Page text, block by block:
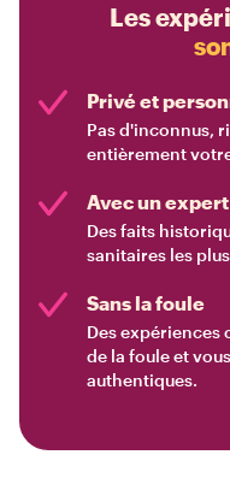
Les
Privé et
Pas d'inconnus,
entièrement
Avec un
Des faits
sanitaires les
Sans la foule
Des expériences
de la foule et
authentiques.